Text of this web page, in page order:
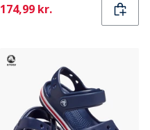
Current
174,99 kr.